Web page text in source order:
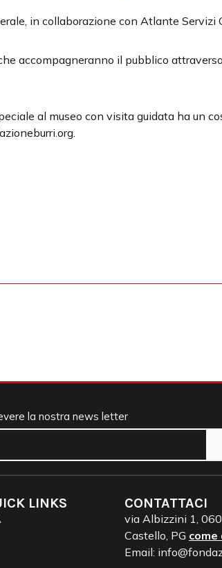
in collaborazione con Atlante Servizi
accompagneranno il pubblico
al museo con visita guidata ha un
la nostra news letter
LINKS CONTATTACI
via Albizzini 1,
Castello, PG
Email: